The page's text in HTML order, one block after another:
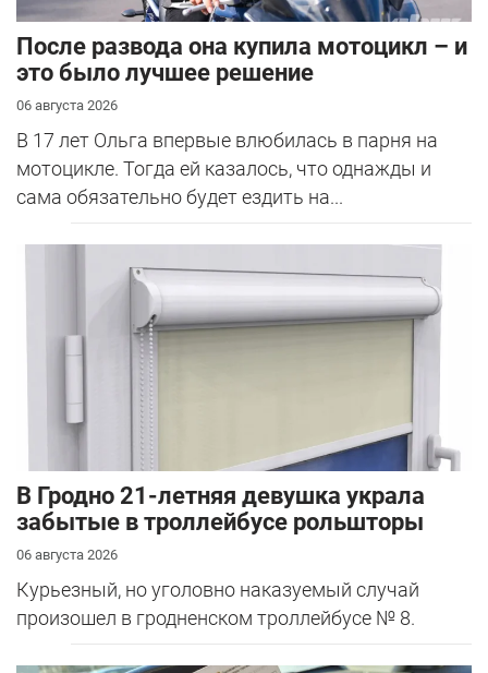
После развода она купила мотоцикл – и
это было лучшее решение
06 августа 2026
В 17 лет Ольга впервые влюбилась в парня на
мотоцикле. Тогда ей казалось, что однажды и
сама обязательно будет ездить на...
В Гродно 21-летняя девушка украла
забытые в троллейбусе рольшторы
06 августа 2026
Курьезный, но уголовно наказуемый случай
произошел в гродненском троллейбусе № 8.